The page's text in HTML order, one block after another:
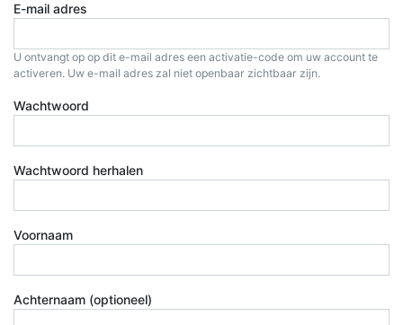
E-mail adres
U ontvangt op op dit e-mail adres een activatie-code om uw account te
activeren. Uw e-mail adres zal niet openbaar zichtbaar zijn.
Wachtwoord
Wachtwoord herhalen
Voornaam
Achternaam (optioneel)